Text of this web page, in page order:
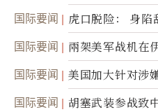
国际要闻 虎口脱险： 身陷
国际要闻
兩架美军战机在
踪
国际要闻
美国加大针对涉
民权力度
国际要闻
胡塞武装参战致